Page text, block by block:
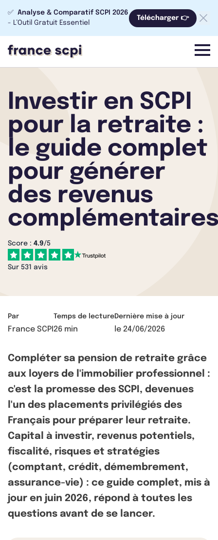
✅ Analyse & Comparatif SCPI 2026
- L’Outil Gratuit Essentiel
Télécharger 👉
menu
Investir en SCPI
pour la retraite :
le guide complet
pour générer
des revenus
Score : 4.9/5
Sur 531 avis
Par
France SCPI
Temps de lecture
26 min
Dernière mise à jour
le 24/06/2026
Compléter sa pension de retraite grâce
aux loyers de l'immobilier professionnel :
c'est la promesse des SCPI, devenues
l'un des placements privilégiés des
Français pour préparer leur retraite.
Capital à investir, revenus potentiels,
fiscalité, risques et stratégies
(comptant, crédit, démembrement,
assurance-vie) : ce guide complet, mis à
jour en juin 2026, répond à toutes les
questions avant de se lancer.